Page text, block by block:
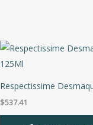
Respectissime
$537.41